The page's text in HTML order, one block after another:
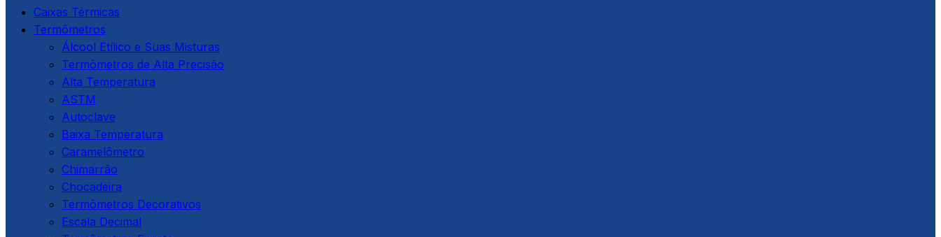
Caixas Térmicas
Termômetros
Álcool Etílico e Suas Misturas
Termômetros de Alta Precisão
Alta Temperatura
ASTM
Autoclave
Baixa Temperatura
Caramelômetro
Chimarrão
Chocadeira
Termômetros Decorativos
Escala Decimal